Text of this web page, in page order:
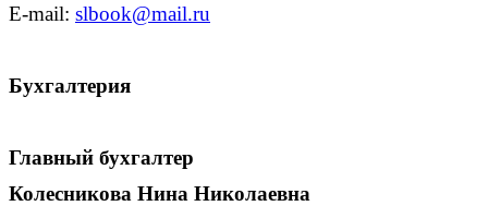
E-mail: slbook@mail.ru
Бухгалтерия
Главный бухгалтер
Колесникова Нина Николаевна